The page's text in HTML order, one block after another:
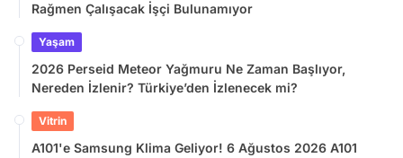
Rağmen Çalışacak İşçi Bulunamıyor
Yaşam
2026 Perseid Meteor Yağmuru Ne Zaman Başlıyor,
Nereden İzlenir? Türkiye’den İzlenecek mi?
Vitrin
A101'e Samsung Klima Geliyor! 6 Ağustos 2026 A101